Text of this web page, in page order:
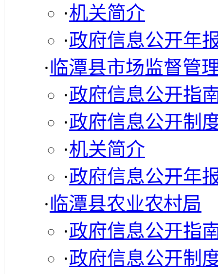
·机关简介
·政府信息公开年
·临潭县市场监督管
·政府信息公开指
·政府信息公开制
·机关简介
·政府信息公开年
·临潭县农业农村局
·政府信息公开指
·政府信息公开制